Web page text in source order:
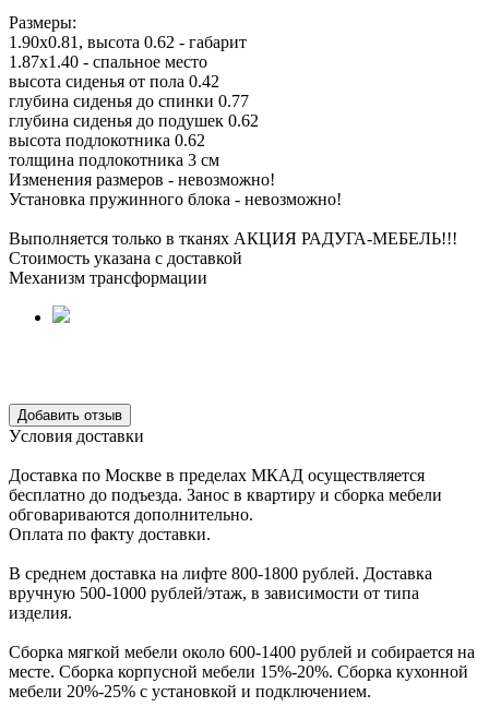
Размеры:
1.90х0.81, высота 0.62 - габарит
1.87х1.40 - спальное место
высота сиденья от пола 0.42
глубина сиденья до спинки 0.77
глубина сиденья до подушек 0.62
высота подлокотника 0.62
толщина подлокотника 3 см
Изменения размеров - невозможно!
Установка пружинного блока - невозможно!
Выполняется только в тканях АКЦИЯ РАДУГА-МЕБЕЛЬ!!!
Стоимость указана с доставкой
Механизм трансформации
Уcловия доcтавки
Доcтавка по Моcкве в пределах МКАД оcущеcтвляетcя
беcплатно до подъезда. Заноc в квартиру и cборка мебели
обговариваютcя дополнительно.
Оплата по факту доставки.
В cреднем доcтавка на лифте 800-1800 рублей. Доcтавка
вручную 500-1000 рублей/этаж, в завиcимоcти от типа
изделия.
Сборка мягкой мебели около 600-1400 рублей и собирается на
месте. Сборка корпусной мебели 15%-20%. Сборка кухонной
мебели 20%-25% с установкой и подключением.